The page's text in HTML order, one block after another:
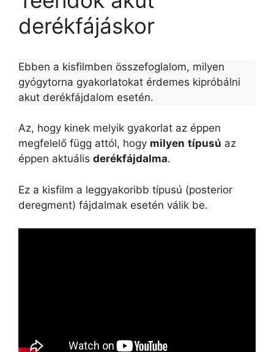
derékfájáskor
Ebben a kisfilmben összefoglalom, milyen
gyógytorna gyakorlatokat érdemes kipróbálni
akut derékfájdalom esetén.
Az, hogy kinek melyik gyakorlat az éppen
megfelelő függ attól, hogy milyen típusú az
éppen aktuális derékfájdalma.
Ez a kisfilm a leggyakoribb típusú (posterior
deregment) fájdalmak esetén válik be.